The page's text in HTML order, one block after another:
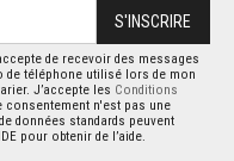
S'INSCRIRE
de recevoir des messages
de téléphone utilisé lors de mon
J’accepte les Conditions
consentement n'est pas une
données standards peuvent
pour obtenir de l’aide.